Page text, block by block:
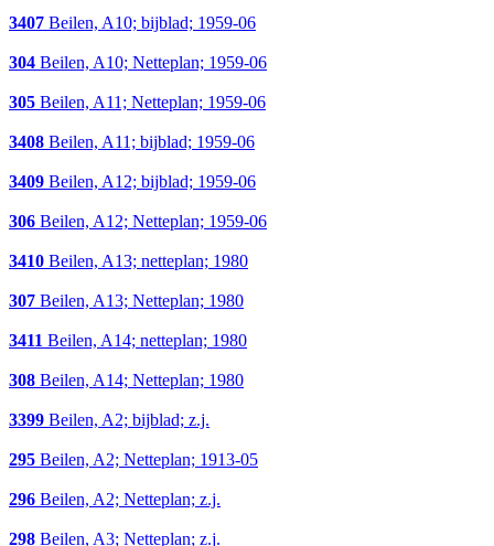
3407 Beilen, A10; bijblad; 1959-06
304 Beilen, A10; Netteplan; 1959-06
305 Beilen, A11; Netteplan; 1959-06
3408 Beilen, A11; bijblad; 1959-06
3409 Beilen, A12; bijblad; 1959-06
306 Beilen, A12; Netteplan; 1959-06
3410 Beilen, A13; netteplan; 1980
307 Beilen, A13; Netteplan; 1980
3411 Beilen, A14; netteplan; 1980
308 Beilen, A14; Netteplan; 1980
3399 Beilen, A2; bijblad; z.j.
295 Beilen, A2; Netteplan; 1913-05
296 Beilen, A2; Netteplan; z.j.
298 Beilen, A3; Netteplan; z.j.